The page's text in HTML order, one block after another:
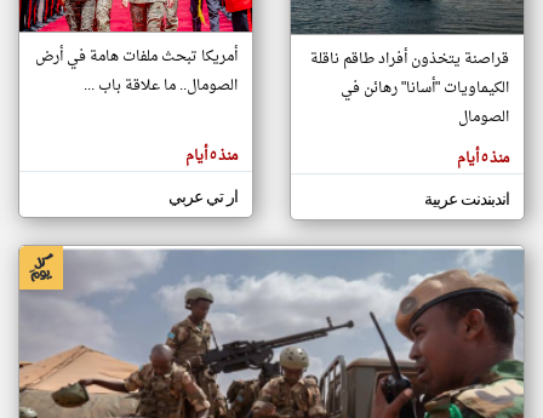
تغيير الدولة
اخبار الصومال على مدار الساعة
أهم اخبار الصومال العاجلة والمباشرة
المقالات
هنا عن
وجهة
كاتبيها.
قراصنة يتخذون أفراد طاقم ناقلة
الكيماويات "أسانا" رهائن في
الصومال
منذ ٥ أيام
اندبندنت عربية
أمريكا تبحث ملفات هامة في أرض
الصومال.. ما علاقة باب ...
منذ ٥ أيام
ار تي عربي
klyoum.com